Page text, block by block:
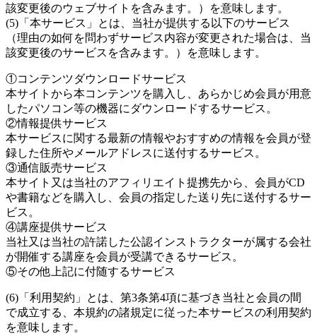
該変更後のウェブサイトを含みます。）を意味します。
(5)「本サービス」とは、当社が提供する以下のサービス
（理由の如何を問わずサービス内容が変更された場合は、当
該変更後のサービスを含みます。）を意味します。
①コンテンツダウンロードサービス
本サイトから本コンテンツを購入し、あらかじめ会員が用意
したパソコン等の機器にダウンロードするサービス。
②情報提供サービス
本サービスに関する最新の情報やおすすめの情報を会員が登
録した住所やメールアドレスに送付するサービス。
③通信販売サービス
本サイト又は当社のアフィリエイト提携先から、会員がCD
や書籍などを購入し、会員の指定した送り先に送付するサー
ビス。
④講座提供サービス
当社又は当社の許諾した公認インストラクターが属する会社
が開催する講座を会員が受講できるサービス。
⑤その他上記に付随するサービス
(6)「利用契約」とは、第3条第4項に基づき当社と会員の間
で成立する、本規約の諸規定に従った本サービスの利用契約
を意味します。